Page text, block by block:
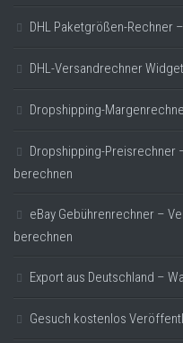
DHL Paketgrößen-Rechner
DHL-Versandrechner
Dropshipping-
Dropshipping-Preisrechner
berechnen
eBay Gebührenrechner –
berechnen
Export aus Deutschland –
Gesuch kostenlos